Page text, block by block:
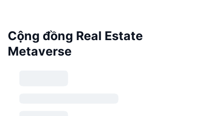
Cộng đồng Real Estate
Metaverse